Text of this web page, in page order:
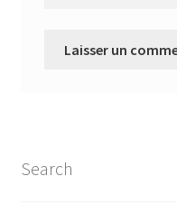
Search